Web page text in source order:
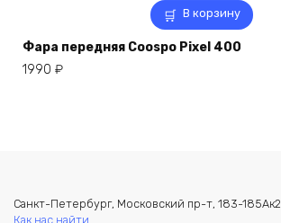
В корзину
Фара передняя Coospo Pixel 400
1990 ₽
Санкт-Петербург, Московский пр-т, 183-185Ак2
Как нас найти